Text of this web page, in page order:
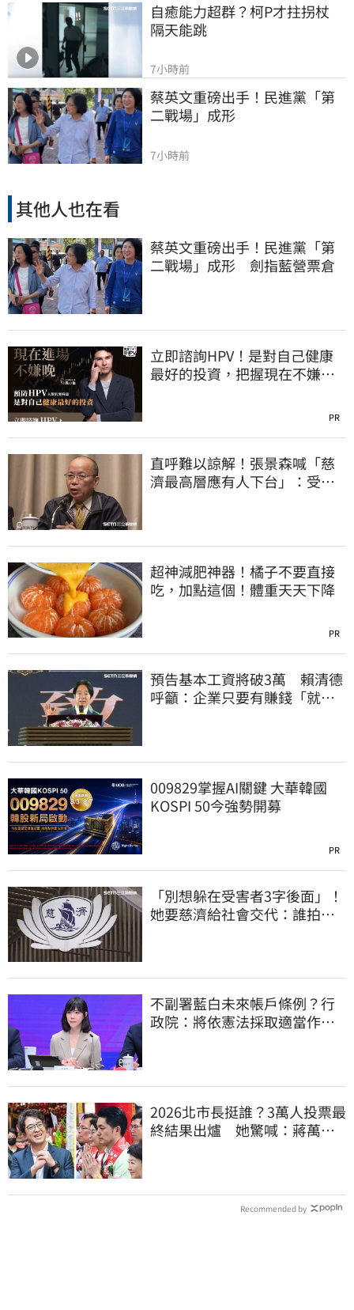
自癒能力超群？柯P才拄拐杖
隔天能跳
7小時前
蔡英文重磅出手！民進黨「第
二戰場」成形
7小時前
其他人也在看
蔡英文重磅出手！民進黨「第
二戰場」成形 劍指藍營票倉
立即諮詢HPV！是對自己健康
最好的投資，把握現在不嫌
PR
直呼難以諒解！張景森喊「慈
濟最高層應有人下台」：受害
超神減肥神器！橘子不要直接
吃，加點這個！體重天天下降
PR
預告基本工資將破3萬 賴清德
呼籲：企業只要有賺錢「就該
009829掌握AI關鍵 大華韓國
KOSPI 50今強勢開募
PR
「別想躲在受害者3字後面」！
她要慈濟給社會交代：誰拍板
不副署藍白未來帳戶條例？行
政院：將依憲法採取適當作
2026北市長挺誰？3萬人投票最
終結果出爐 她驚喊：蔣萬安
Recommended by